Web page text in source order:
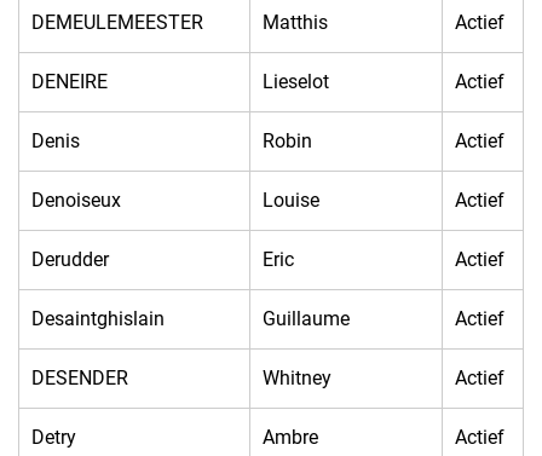
DEMEULEMEESTER Matthis Actief
DENEIRE Lieselot Actief
Denis Robin Actief
Denoiseux Louise Actief
Derudder Eric Actief
Desaintghislain Guillaume Actief
DESENDER Whitney Actief
Detry Ambre Actief